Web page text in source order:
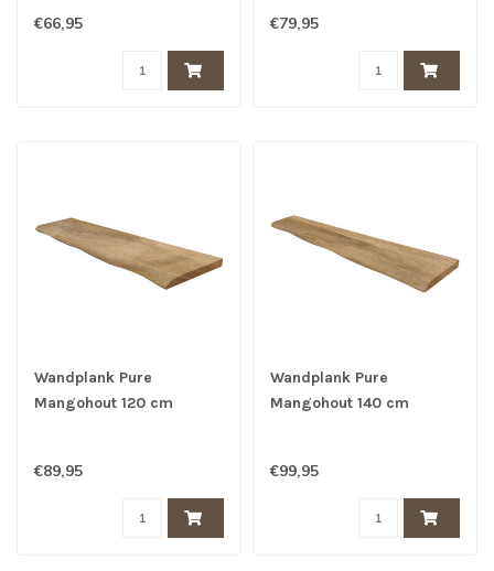
€66,95 €79,95
Wandplank Pure
Mangohout 120 cm
€89,95
Wandplank Pure
Mangohout 140 cm
€99,95